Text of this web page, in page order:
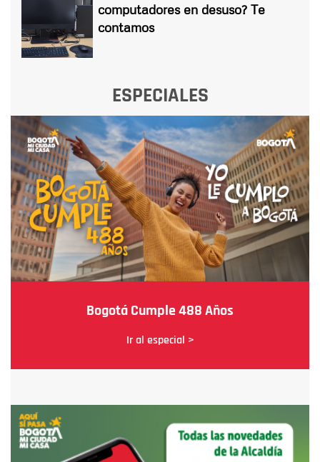
computadores en desuso? Te
contamos
ESPECIALES
Bogotá Cumple 488 Años
Ir al especial >